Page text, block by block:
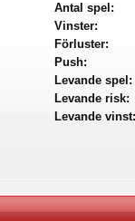
Antal spel:
Vinster:
Förluster:
Push:
Levande spel:
Levande risk:
Levande